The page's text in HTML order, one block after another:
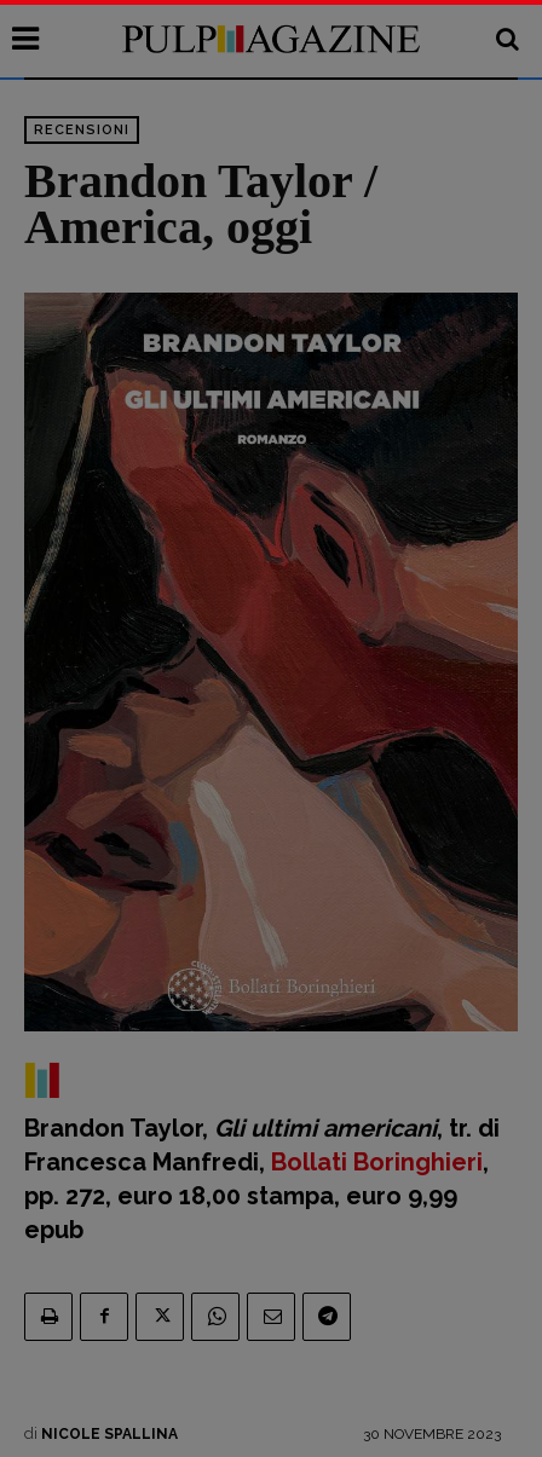
Recensioni
Primo Piano
Interviste
RUBRICHE
Archeologie del
Libro & Film
Pulp for kids
Opera prima
12 dicembre
Blade Runner 40
RECENSIONI
Brandon Taylor /
America, oggi
Brandon Taylor, Gli ultimi americani, tr. di
Francesca Manfredi, Bollati Boringhieri,
pp. 272, euro 18,00 stampa, euro 9,99
epub
di NICOLE SPALLINA 30 NOVEMBRE 2023